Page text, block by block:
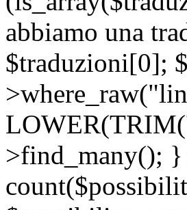
abbiamo una
$traduzioni[0];
>find_many();